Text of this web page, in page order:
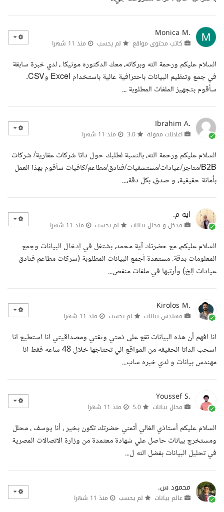
Monica M.
كاتب محتوى مواقع لم يحسب منذ 11 شهرا
السلام عليكم ورحمة الله وبركاته، معك الدكتوره مونيكا ، لدي خبرة سابقة
في جمع وتنظيم البيانات باحترافية عالية باستخدام Excel وCSV.
سأقوم بتجهيز الملفات المطلوبة ...
Ibrahim A.
اعلانات ممولة منذ 11 شهرا
السلام عليكم ورحمة الله، بالنسبة لطلبك حول داتا شركات عقارية/ شركات
B2B/متاجر/عيادات/مستشفيات/فنادق/مطاعم/كافيات سأقوم بهذا العمل
بأمانة حقيقية، و صدق، بكل دقة،...
ايه م.
مدخل و محلل بيانات لم يحسب منذ 11 شهرا
السلام عليكم، مع حضرتك آية محمد، بشتغل في إدخال البيانات وجمع
المعلومات بدقة. مستعدة أجمع البيانات المطلوبة (شركات مطاعم فنادق
عيادات إلخ) وأرتبها في ملفات منفص...
Kirolos M.
مهندس بيانات لم يحسب منذ 11 شهرا
انا افهم أن هذه البيانات تقع على ذمتي وثقتي ومصداقيتي انا استطيع انا
اسحب الداتا الحقيقه من المواقع الي تحتاجها خلال 48 ساعه فقط انا
مهندس بيانات و لدي خبره ساب...
Youssef S.
محلل بيانات منذ 11 شهرا
السلام عليكم أستاذي الغالي أتمني حضرتك تكون بخير ، أنا يوسف ، محلل
ومستخرج بيانات حاصل علي شهادة معتمدة من وزارة الاتصالات المصرية
في تحليل البيانات بفضل الله ل...
محمود س.
عالم بيانات لم يحسب منذ 11 شهرا